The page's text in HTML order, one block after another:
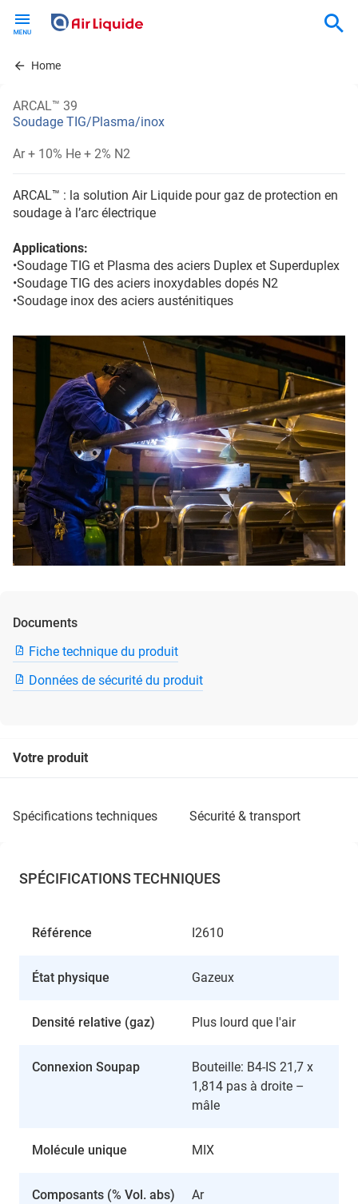
contentHome
ARCAL™ 39
Soudage TIG/Plasma/inox
Ar + 10% He + 2% N2
ARCAL™ : la solution Air Liquide pour gaz de protection en
soudage à l’arc électrique
Applications:
•Soudage TIG et Plasma des aciers Duplex et Superduplex
•Soudage TIG des aciers inoxydables dopés N2
•Soudage inox des aciers austénitiques
Documents
Fiche technique du produit
Données de sécurité du produit
Votre produit
spécifications techniques sécurité & transport
SPÉCIFICATIONS TECHNIQUES
Référence I2610
État physique Gazeux
Densité relative (gaz) Plus lourd que l'air
Connexion Soupap
Bouteille: B4-IS 21,7 x
1,814 pas à droite –
mâle
Molécule unique MIX
Composants (% Vol. abs)
Ar